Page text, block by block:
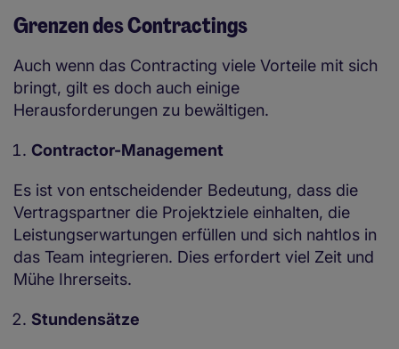
Grenzen des Contractings
Auch wenn das Contracting viele Vorteile mit sich
bringt, gilt es doch auch einige
Herausforderungen zu bewältigen.
Contractor-Management
Es ist von entscheidender Bedeutung, dass die
Vertragspartner die Projektziele einhalten, die
Leistungserwartungen erfüllen und sich nahtlos in
das Team integrieren. Dies erfordert viel Zeit und
Mühe Ihrerseits.
Stundensätze